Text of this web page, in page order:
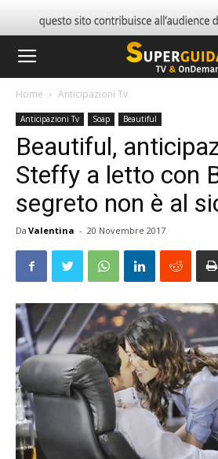
Home Anticipazioni Tv
Anticipazioni Tv Soap Beautiful
Beautiful,
Steffy a letto con
segreto non è al
Da Valentina - 20 Novembre 2017